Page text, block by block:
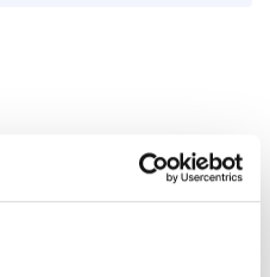
25 migliori piattaforme di